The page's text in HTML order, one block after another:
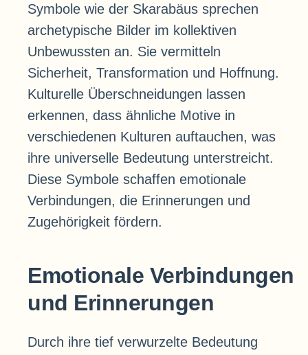
Symbole wie der Skarabäus sprechen
archetypische Bilder im kollektiven
Unbewussten an. Sie vermitteln
Sicherheit, Transformation und Hoffnung.
Kulturelle Überschneidungen lassen
erkennen, dass ähnliche Motive in
verschiedenen Kulturen auftauchen, was
ihre universelle Bedeutung unterstreicht.
Diese Symbole schaffen emotionale
Verbindungen, die Erinnerungen und
Zugehörigkeit fördern.
Emotionale Verbindungen
und Erinnerungen
Durch ihre tief verwurzelte Bedeutung